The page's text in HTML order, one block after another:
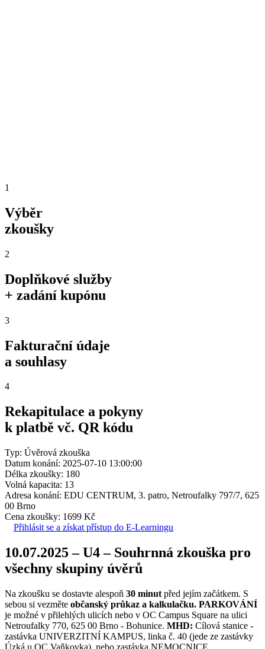
1
Výběr
zkoušky
2
Doplňkové služby
+ zadání kupónu
3
Fakturační údaje
a souhlasy
4
Rekapitulace a pokyny
k platbě vč. QR kódu
Typ: Úvěrová zkouška
Datum konání: 2025-07-10 13:00:00
Délka zkoušky: 180
Volná kapacita: 13
Adresa konání: EDU CENTRUM, 3. patro, Netroufalky 797/7, 625
00 Brno
Cena zkoušky: 1699 Kč
Přihlásit se a získat přístup do E-Learningu
10.07.2025 – U4 – Souhrnná zkouška pro
všechny skupiny úvěrů
Na zkoušku se dostavte alespoň 30 minut před jejím začátkem. S
sebou si vezměte občanský průkaz a kalkulačku. PARKOVÁNÍ
je možné v přilehlých ulicích nebo v OC Campus Square na ulici
Netroufalky 770, 625 00 Brno - Bohunice. MHD: Cílová stanice -
zastávka UNIVERZITNÍ KAMPUS, linka č. 40 (jede ze zastávky
Úzká u OC Vaňkovka), nebo zastávka NEMOCNICE